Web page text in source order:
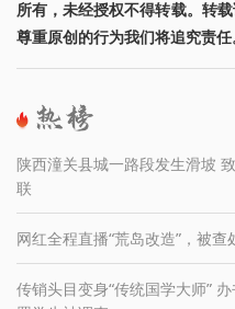
所有，未经授权不得转载。转
尊重原创的行为我们将追究责任
陕西潼关县城一路段发生滑坡
联
网红全程直播“荒岛改造”，被查
传销头目变身“传统国学大师”